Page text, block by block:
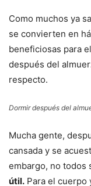
Como muchos ya
se convierten en
beneficiosas para
después del
respecto.
Dormir después del
Mucha gente,
cansada y se
embargo, no todos
útil. Para el cuerpo